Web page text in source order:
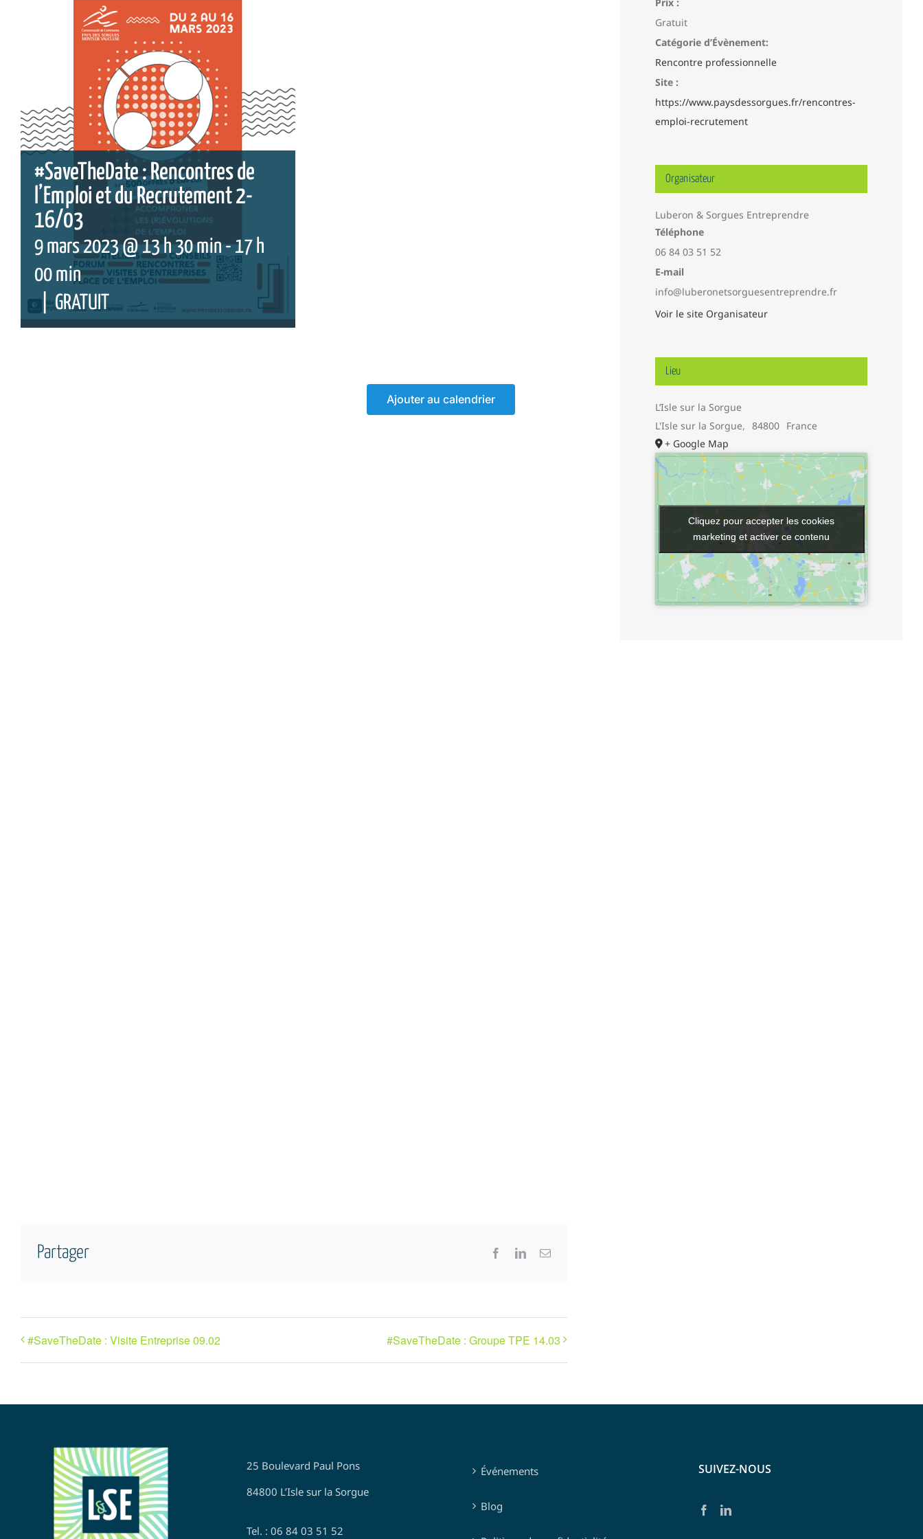
#SaveTheDate : Rencontres de
l’Emploi et du Recrutement 2-
16/03
9 mars 2023 @ 13 h 30 min-17 h
00 min
| GRATUIT
Ajouter au calendrier
Partager FacebookLinkedInEmail
#SaveTheDate : Visite Entreprise 09.02 #SaveTheDate : Groupe TPE 14.03
Prix :
Gratuit
Catégorie d’Évènement:
Rencontre professionnelle
Site :
https://www.paysdessorgues.fr/rencontres-
emploi-recrutement
Organisateur
Luberon & Sorgues Entreprendre
Téléphone
06 84 03 51 52
E-mail
info@luberonetsorguesentreprendre.fr
Voir le site Organisateur
Lieu
L’Isle sur la Sorgue
L'Isle sur la Sorgue, 84800 France
+ Google Map
Cliquez pour accepter les cookies
marketing et activer ce contenu
Cliquez pour accepter les cookies
marketing et activer ce contenu
25 Boulevard Paul Pons
84800 L’Isle sur la Sorgue
Tel. : 06 84 03 51 52
Événements
Blog
SUIVEZ-NOUS